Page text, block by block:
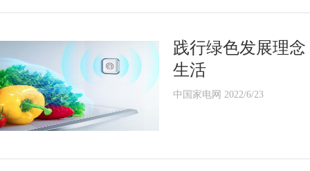
践行绿色发展理
生活
中国家电网 2022/6/23